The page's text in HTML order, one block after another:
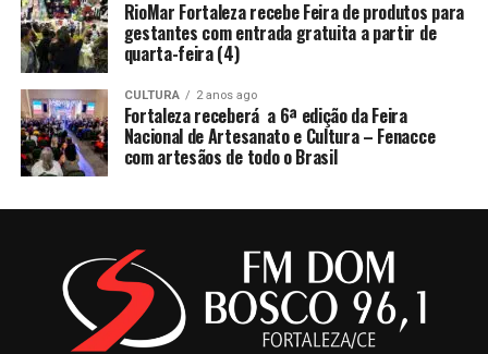
RioMar Fortaleza recebe Feira de produtos para
gestantes com entrada gratuita a partir de
quarta-feira (4)
CULTURA 2 anos ago
Fortaleza receberá a 6ª edição da Feira
Nacional de Artesanato e Cultura – Fenacce
com artesãos de todo o Brasil